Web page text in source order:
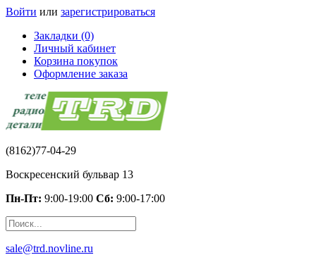
Войти или зарегистрироваться
Закладки (0)
Личный кабинет
Корзина покупок
Оформление заказа
(8162)77-04-29
Воскресенский бульвар 13
Пн-Пт: 9:00-19:00 Сб: 9:00-17:00
sale@trd.novline.ru